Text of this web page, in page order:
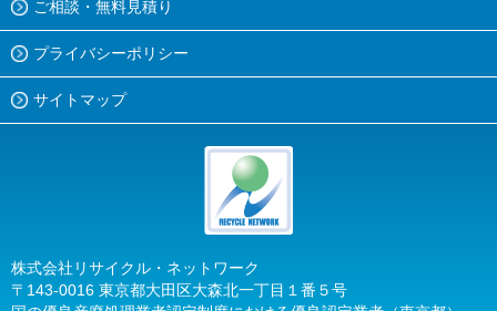
ご相談・無料見積り
プライバシーポリシー
サイトマップ
株式会社リサイクル・ネットワーク
〒143-0016 東京都大田区大森北一丁目１番５号